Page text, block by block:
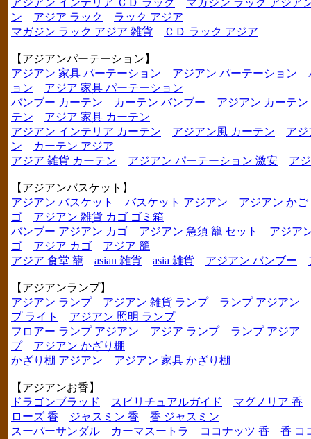
アジアン インテリア ＣＤ ラック
マガジン ラック アジア
ン
アジア ラック
ラック アジア
マガジン ラック アジア 雑貨
ＣＤ ラック アジア
【アジアンパーテーション】
アジアン 家具 パーテーション
アジアン パーテーション
ョン
アジア 家具 パーテーション
バンブー カーテン
カーテン バンブー
アジアン カーテン
テン
アジア 家具 カーテン
アジアン インテリア カーテン
アジアン風 カーテン
アジ
ン
カーテン アジア
アジア 雑貨 カーテン
アジアン パーテーション 激安 ア
【アジアンバスケット】
アジアン バスケット
バスケット アジアン
アジアン かご
ゴ
アジアン 雑貨 カゴ ゴミ箱
バンブー アジアン カゴ
アジアン 急須 籠 セット
アジア
ゴ
アジア カゴ
アジア 籠
アジア 食堂 籠
asian 雑貨 asia 雑貨 アジアン バンブー
【アジアンランプ】
アジアン ランプ
アジアン 雑貨 ランプ
ランプ アジアン
プ ライト
アジアン 照明 ランプ
フロアー ランプ アジアン
アジア ランプ
ランプ アジア
プ
アジアン かざり棚
かざり棚 アジアン
アジアン 家具 かざり棚
【アジアンお香】
ドラゴンブラッド
スピリチュアルガイド
マグノリア 香
ローズ 香
ジャスミン 香
香 ジャスミン
スーパーサンダル
カーマスートラ ココナッツ 香
香 コ